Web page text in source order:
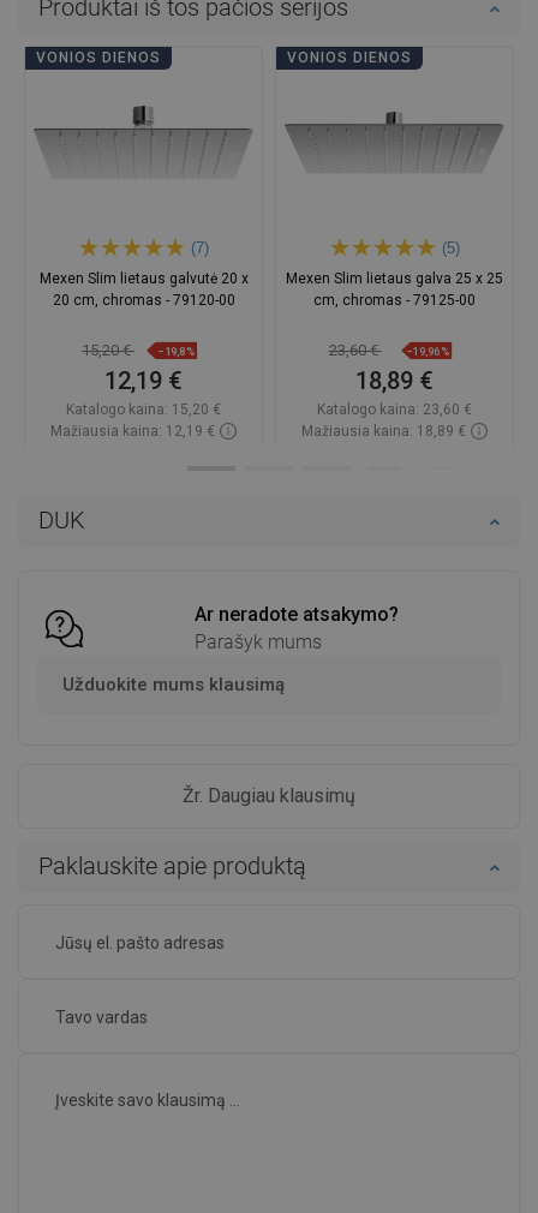
DUK
Ar neradote atsakymo?
Parašyk mums
Užduokite mums klausimą
Žr. Daugiau klausimų
Paklauskite apie produktą
Produktai iš tos pačios serijos
VONIOS DIENOS
(7)
Mexen Slim lietaus galvutė 20 x
20 cm, chromas - 79120-00
15,20 € −19,8%
12,19 €
Katalogo kaina: 15,20 €
Mažiausia kaina: 12,19 €
VONIOS DIENOS
(5)
Mexen Slim lietaus galva 25 x 25
cm, chromas - 79125-00
23,60 € −19,96%
18,89 €
Katalogo kaina: 23,60 €
Mažiausia kaina: 18,89 €